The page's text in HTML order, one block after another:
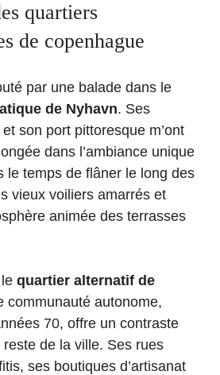
quartiers
de copenhague
par une balade dans le
de Nyhavn. Ses
son port pittoresque m’ont
dans l’ambiance unique
le temps de flâner le long des
vieux voiliers amarrés et
animée des terrasses
quartier alternatif de
communauté autonome,
70, offre un contraste
de la ville. Ses rues
ses boutiques d’artisanat